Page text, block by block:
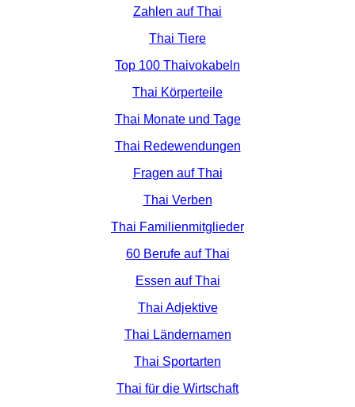
Zahlen auf Thai
Thai Tiere
Top 100 Thaivokabeln
Thai Körperteile
Thai Monate und Tage
Thai Redewendungen
Fragen auf Thai
Thai Verben
Thai Familienmitglieder
60 Berufe auf Thai
Essen auf Thai
Thai Adjektive
Thai Ländernamen
Thai Sportarten
Thai für die Wirtschaft